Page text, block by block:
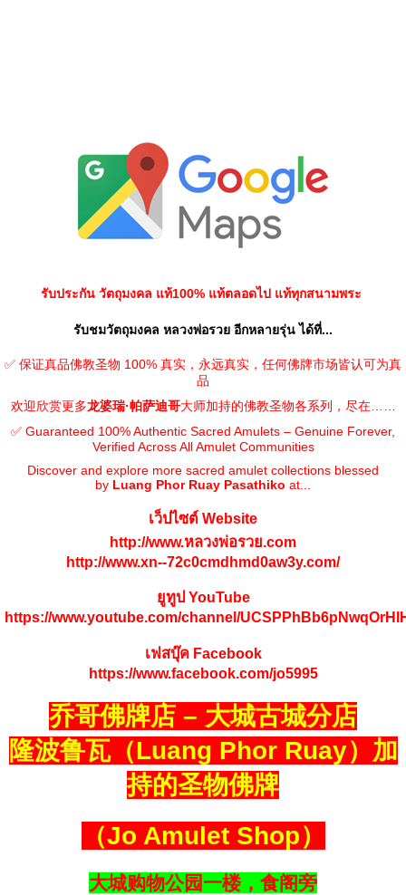
รับประกัน วัตถุมงคล แท้100% แท้ตลอดไป แท้ทุกสนามพระ
รับชมวัตถุมงคล หลวงพ่อรวย อีกหลายรุ่น ได้ที่...
✅ 保证真品佛教圣物 100% 真实，永远真实，任何佛牌市场皆认可为真
品
欢迎欣赏更多龙婆瑞·帕萨迪哥大师加持的佛教圣物各系列，尽在……
✅ Guaranteed 100% Authentic Sacred Amulets – Genuine Forever,
Verified Across All Amulet Communities
Discover and explore more sacred amulet collections blessed
by Luang Phor Ruay Pasathiko at...
เว็ปไซต์ Website
http://www.หลวงพ่อรวย.com
http://www.xn--72c0cmdhmd0aw3y.com/
ยูทูป YouTube
https://www.youtube.com/channel/
เฟสบุ๊ค Facebook
https://www.facebook.com/jo5995
乔哥佛牌店 – 大城古城分店
隆波鲁瓦（Luang Phor Ruay）加
持的圣物佛牌
（Jo Amulet Shop）
大城购物公园一楼，食阁旁